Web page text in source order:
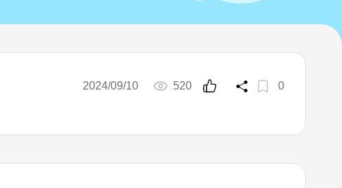
2024/09/10 520 0